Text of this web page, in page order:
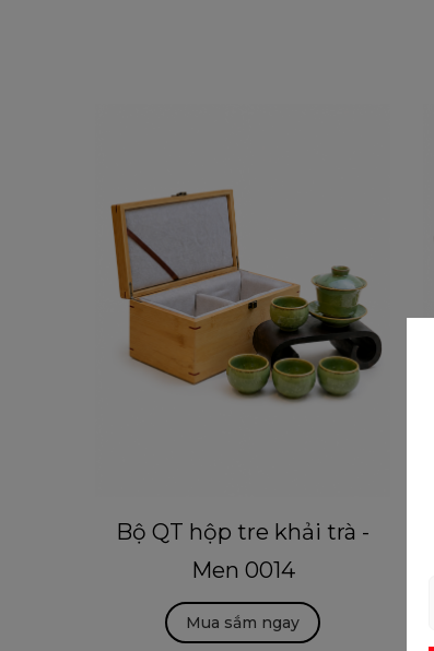
Bộ QT hộp tre khải trà -
Men 0014
Mua sắm ngay